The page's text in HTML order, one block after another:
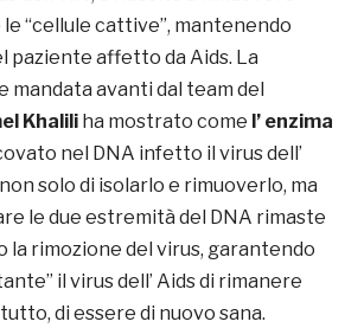
“cellule cattive”, mantenendo
paziente affetto da Aids. La
mandata avanti dal team del
Khaliliha mostrato come l’ enzima
nel DNA infetto il virus dell’
solo di isolarlo e rimuoverlo, ma
le due estremità del DNA rimaste
la rimozione del virus, garantendo
il virus dell’ Aids di rimanere
di essere di nuovo sana.